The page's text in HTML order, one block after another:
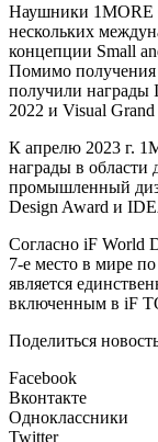
Наушники 1MORE
нескольких
концепции Small
Помимо получения
получили награды
2022 и Visual
К апрелю 2023 г.
награды в области
промышленный
Design Award и
Согласно iF World
7-е место в мире
является
включенным в iF
Поделиться
Facebook
Вконтакте
Одноклассники
Twitter